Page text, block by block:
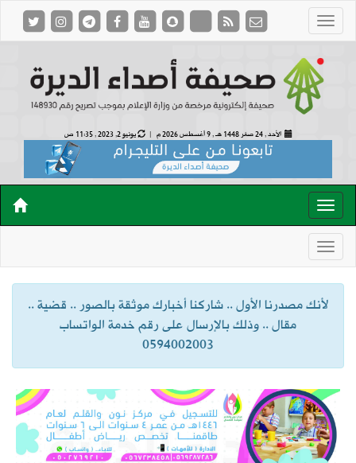
الأحد , 24 صفر 1448 هـ , 9 أغسطس 2026 م | يونيو 2, 2023 , 11:35 ص
لأنك مصدرنا الأول .. شاركنا أخبارك موثقة بالصور .. قضية ..
مقال .. وذلك بالإرسال على رقم خدمة الواتساب
0594002003